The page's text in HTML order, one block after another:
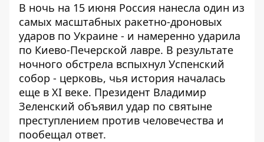
В ночь на 15 июня Россия нанесла один из
самых масштабных ракетно-дроновых
ударов по Украине - и намеренно ударила
по Киево-Печерской лавре. В результате
ночного обстрела вспыхнул Успенский
собор - церковь, чья история началась
еще в XI веке. Президент Владимир
Зеленский объявил удар по святыне
преступлением против человечества и
пообещал ответ.